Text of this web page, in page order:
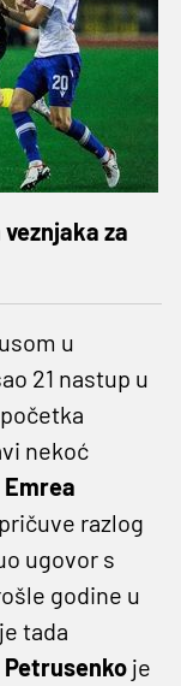
za
u
21 nastup u
nekoć
Emrea
razlog
ugovor s
godine u
tada
Petrusenko je